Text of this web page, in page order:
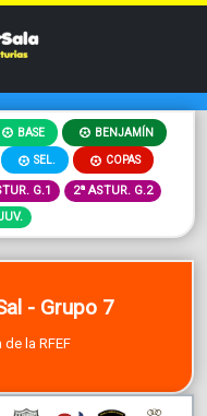
BASE BENJAMÍN
SEL. COPAS
G.1
2ª ASTUR. G.2
- Grupo 7
la RFEF